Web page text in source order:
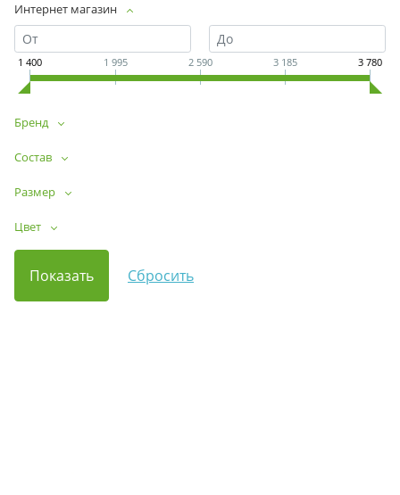
Интернет магазин
1 400 1 995 2 590 3 185 3 780
Бренд
Состав
Размер
Цвет